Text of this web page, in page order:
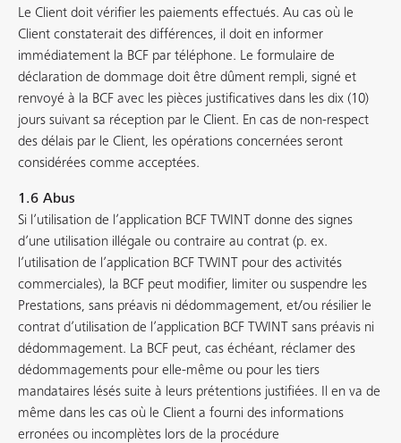
Le Client doit vérifier les paiements effectués. Au cas où le
Client constaterait des différences, il doit en informer
immédiatement la BCF par téléphone. Le formulaire de
déclaration de dommage doit être dûment rempli, signé et
renvoyé à la BCF avec les pièces justificatives dans les dix (10)
jours suivant sa réception par le Client. En cas de non-respect
des délais par le Client, les opérations concernées seront
considérées comme acceptées.
1.6 Abus
Si l’utilisation de l’application BCF TWINT donne des signes
d’une utilisation illégale ou contraire au contrat (p. ex.
l’utilisation de l’application BCF TWINT pour des activités
commerciales), la BCF peut modifier, limiter ou suspendre les
Prestations, sans préavis ni dédommagement, et/ou résilier le
contrat d’utilisation de l’application BCF TWINT sans préavis ni
dédommagement. La BCF peut, cas échéant, réclamer des
dédommagements pour elle-même ou pour les tiers
mandataires lésés suite à leurs prétentions justifiées. Il en va de
même dans les cas où le Client a fourni des informations
erronées ou incomplètes lors de la procédure